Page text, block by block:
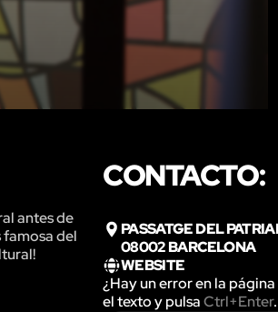
antes de
famosa del
CONTACTO:
PASSATGE DEL
08002 BARCELONA
WEBSITE
¿Hay un error en la
el texto y pulsaCtrl+Enter.